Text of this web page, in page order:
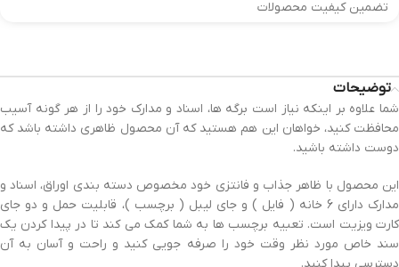
تضمین کیفیت محصولات
توضیحات
شما علاوه بر اینکه نیاز است برگه ها، اسناد و مدارک خود را از هر گونه آسیب
محافظت کنید، خواهان این هم هستید که آن محصول ظاهری داشته باشد که
دوست داشته باشید.
این محصول با ظاهر جذاب و فانتزی خود مخصوص دسته بندی اوراق، اسناد و
مدارک دارای 6 خانه ( فایل ) و جای لیبل ( برچسب )، قابلیت حمل و دو جای
کارت ویزیت است. تعبیه برچسب ها به شما کمک می کند تا در پیدا کردن یک
سند خاص مورد نظر وقت خود را صرفه جویی کنید و راحت و آسان به آن